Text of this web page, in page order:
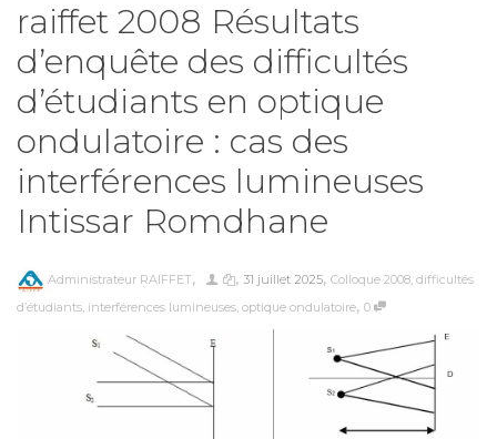
raiffet 2008 Résultats
d’enquête des difficultés
d’étudiants en optique
ondulatoire : cas des
interférences lumineuses
Intissar Romdhane
Administrateur RAIFFET, , 31 juillet 2025, Colloque 2008, difficultés
d’étudiants, interférences lumineuses, optique ondulatoire, 0